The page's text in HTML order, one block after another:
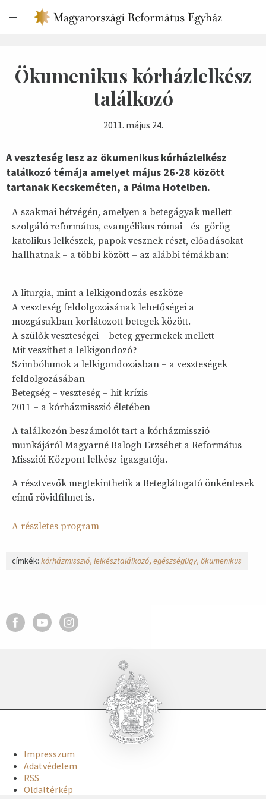
Ökumenikus kórházlelkész
találkozó
2011. május 24.
A veszteség lesz az ökumenikus kórházlelkész
találkozó témája amelyet május 26-28 között
tartanak Kecskeméten, a Pálma Hotelben.
A szakmai hétvégén, amelyen a betegágyak mellett
szolgáló református, evangélikus római - és görög
katolikus lelkészek, papok vesznek részt, előadásokat
hallhatnak – a többi között – az alábbi témákban:
A liturgia, mint a lelkigondozás eszköze
A veszteség feldolgozásának lehetőségei a
mozgásukban korlátozott betegek között.
A szülők veszteségei – beteg gyermekek mellett
Mit veszíthet a lelkigondozó?
Szimbólumok a lelkigondozásban – a veszteségek
feldolgozásában
Betegség – veszteség – hit krízis
2011 – a kórházmisszió életében
A találkozón beszámolót tart a kórházmisszió
munkájáról Magyarné Balogh Erzsébet a Református
Missziói Központ lelkész-igazgatója.
A résztvevők megtekinthetik a Beteglátogató önkéntesek
című rövidfilmet is.
A részletes program
címkék: kórházmisszió lelkésztalálkozó egészségügy ökumenikus
Impresszum
Adatvédelem
RSS
Oldaltérkép